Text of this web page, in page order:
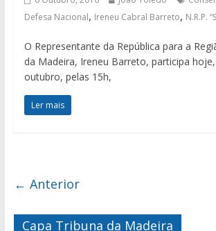
Defesa Nacional, Ireneu Cabral Barreto, N.R.P.
O Representante da República para a
da Madeira, Ireneu Barreto, participa
outubro, pelas 15h,
Ler mais
← Anterior
Capa Tribuna da Madeira